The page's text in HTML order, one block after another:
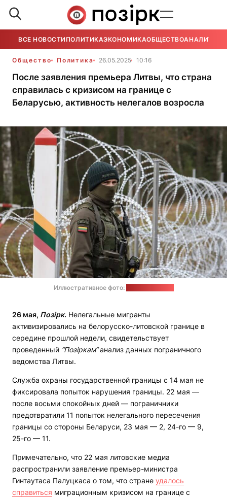
ВСЕ НОВОСТИ ПОЛИТИКАЭКОНОМИКАОБЩЕСТВОАНАЛИТИКА
Общество Политика 26.05.2025 10:16
После заявления премьера Литвы, что страна
справилась с кризисом на границе с
Беларусью, активность нелегалов возросла
Иллюстративное фото:
26 мая, Позірк. Нелегальные мигранты
активизировались на белорусско-литовской границе в
середине прошлой недели, свидетельствует
проведенный “Позіркам“анализ данных пограничного
ведомства Литвы.
Служба охраны государственной границы с 14 мая не
фиксировала попыток нарушения границы. 22 мая —
после восьми спокойных дней — пограничники
предотвратили 11 попыток нелегального пересечения
границы со стороны Беларуси, 23 мая — 2, 24-го — 9,
25-го — 11.
Примечательно, что 22 мая литовские медиа
распространили заявление премьер-министра
Гинтаутаса Палуцкаса о том, что стране удалось
справиться миграционным кризисом на границе с